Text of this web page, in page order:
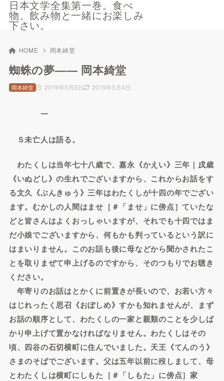
日本文学全集第一巻。食べ
物、飲み物と一緒にお楽しみ
下さい。
HOME 岡本綺堂
蜘蛛の夢—— 岡本綺堂
2019年5月3日 2019年5月4日
岡本綺堂
一
Ｓ未亡人は語る。
わたくしは当年七十八歳で、嘉永《かえい》三年｜戌歳
《いぬどし》の生れでございますから、これからお話をす
る文久《ぶんきゅう》三年はわたくしが十四の年でござい
ます。むかしの人間はませ［＃「ませ」に傍点］ていたな
どと皆さんはよくおっしゃいますが、それでも十四ではま
だ小娘でございますから、何もかも判っているという訳に
はまいりません。このお話も後に母などから聞かされたこ
とを取りまぜて申上げるのですから、そのつもりでお聴き
ください。
年寄りのお話はとかくに前置きが長いので、お若い方々
はじれったく思召《おぼしめ》すかも知れませんが、まず
お話の順序として、わたくしの一家と親類のことを少しば
かり申上げて置かなければなりません。わたくしはその
頃、四谷の石切横町に住んでいました。天王《てんのう》
さまのそばでございます。父は五年以前に歿しまして、母
とわたくしは横町にしもた［＃「しもた」に傍点］家